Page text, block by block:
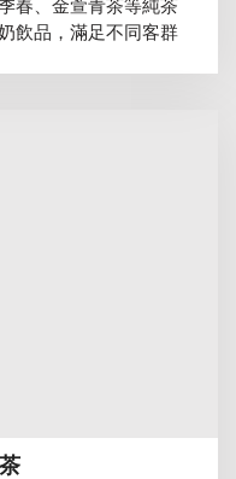
春、金萱青茶等純茶
飲品，滿足不同客群